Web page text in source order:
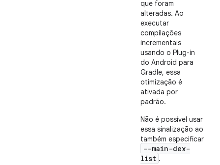
que foram
alteradas. Ao
executar
compilações
incrementais
usando o Plug-in
do Android para
Gradle, essa
otimização é
ativada por
padrão.
Não é possível usar
essa sinalização ao
também especificar
--main-dex-
list .